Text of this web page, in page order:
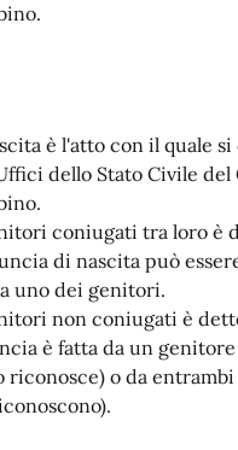
è l'atto con il quale
dello Stato Civile del
coniugati tra loro è
di nascita può
uno dei genitori.
non coniugati è
è fatta da un genitore
riconosce) o da